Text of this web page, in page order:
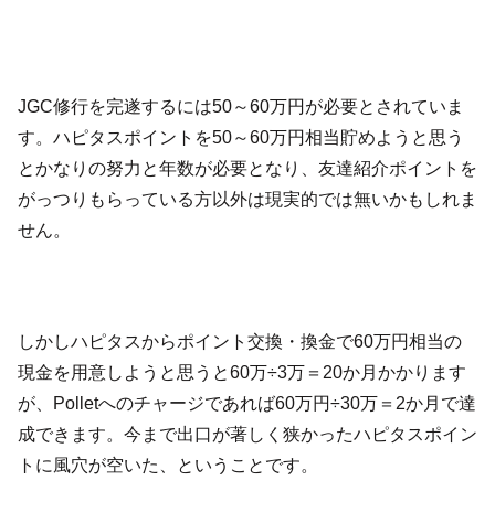
JGC修行を完遂するには50～60万円が必要とされていま
す。ハピタスポイントを50～60万円相当貯めようと思う
とかなりの努力と年数が必要となり、友達紹介ポイントを
がっつりもらっている方以外は現実的では無いかもしれま
せん。
しかしハピタスからポイント交換・換金で60万円相当の
現金を用意しようと思うと60万÷3万＝20か月かかります
が、Polletへのチャージであれば60万円÷30万＝2か月で達
成できます。今まで出口が著しく狭かったハピタスポイン
トに風穴が空いた、ということです。